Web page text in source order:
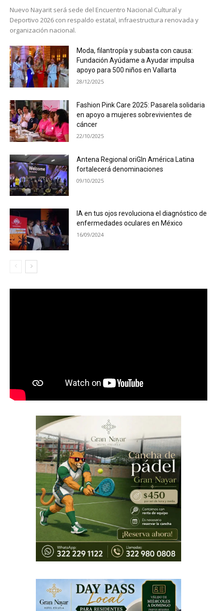
Nuevo Nayarit será sede del Encuentro Nacional Cultural y
Deportivo 2026 con respaldo estatal, infraestructura renovada y
organización nacional.
Moda, filantropía y subasta con causa:
Fundación Ayúdame a Ayudar impulsa
apoyo para 500 niños en Vallarta
28/12/2025
Fashion Pink Care 2025: Pasarela solidaria
en apoyo a mujeres sobrevivientes de
cáncer
22/10/2025
Antena Regional oriGIn América Latina
fortalecerá denominaciones
09/10/2025
IA en tus ojos revoluciona el diagnóstico de
enfermedades oculares en México
16/09/2024